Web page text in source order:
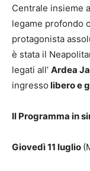
Centrale insieme
legame profondo
protagonista
è stata il
legati all’ Ardea
ingresso libero e
Il Programma in
Giovedì 11 luglio